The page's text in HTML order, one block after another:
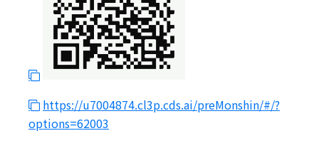
https://u7004874.cl3p.cds.ai/preMonshin/#/?
options=62003